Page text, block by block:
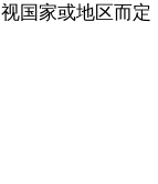
视国家或地区而定